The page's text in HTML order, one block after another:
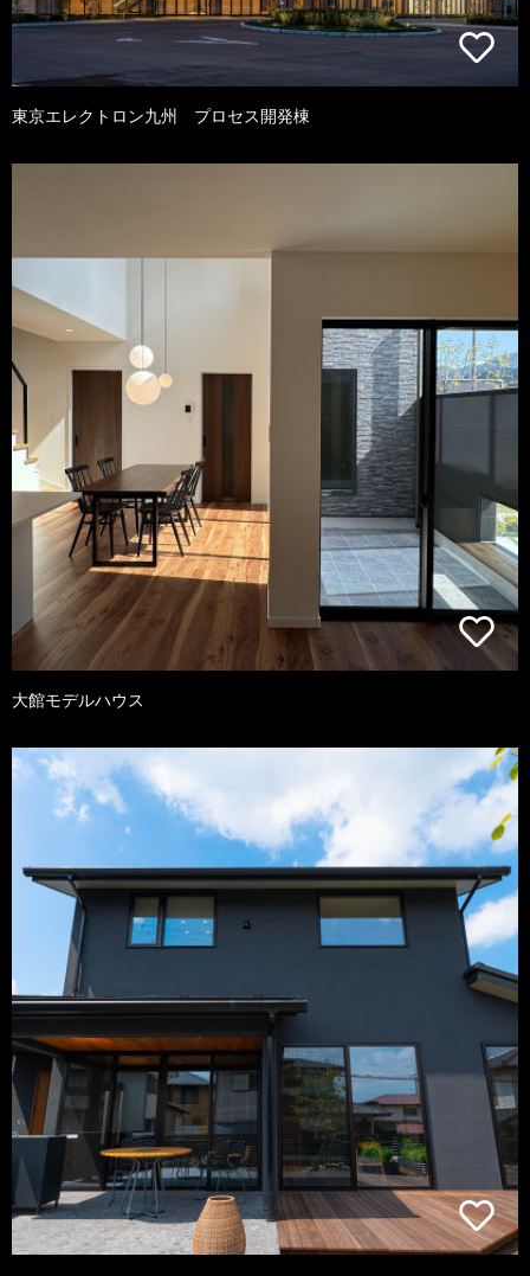
東京エレクトロン九州 プロセス開発棟
大館モデルハウス